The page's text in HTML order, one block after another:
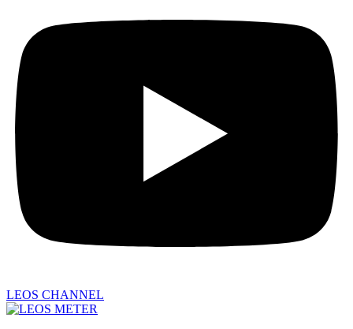
LEOS CHANNEL